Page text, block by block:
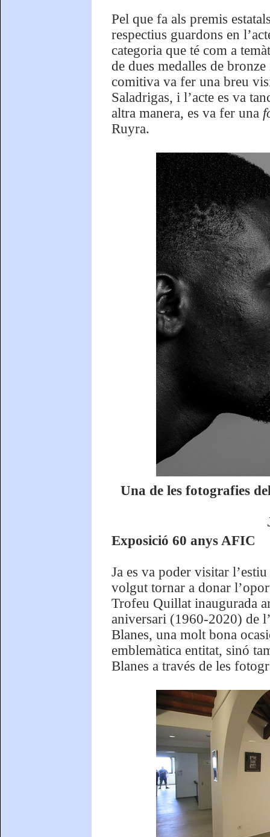
Pel que fa als premis
respectius guardons en
categoria que té com a
de dues medalles de
comitiva va fer una breu
Saladrigas, i l’acte es va
altra manera, es va fer una
Ruyra.
Una de les fotografies
Exposició 60 anys AFIC
Ja es va poder visitar
volgut tornar a donar
Trofeu Quillat inaugurada
aniversari (1960-2020) de
Blanes, una molt bona
emblemàtica entitat, sinó
Blanes a través de les